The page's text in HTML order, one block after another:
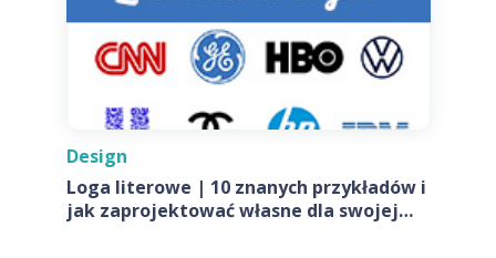
Design
Loga literowe | 10 znanych przykładów i
jak zaprojektować własne dla swojej